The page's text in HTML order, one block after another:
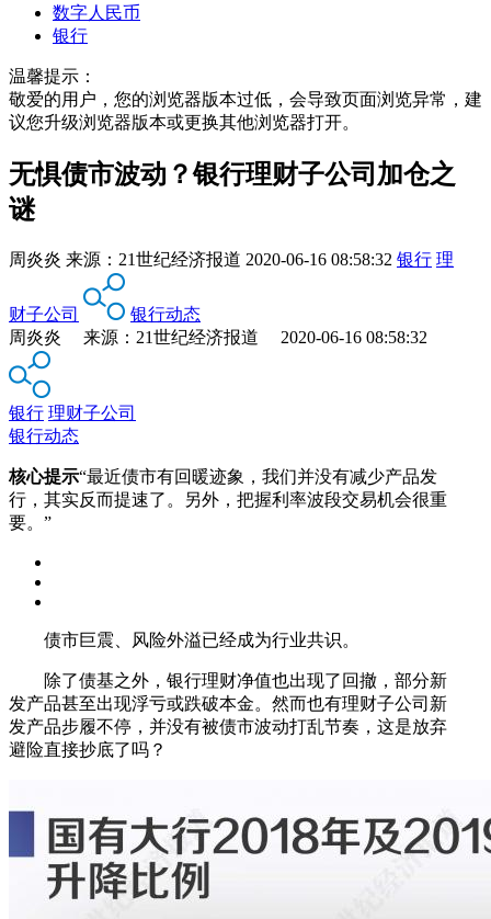
数字人民币
银行
温馨提示：
敬爱的用户，您的浏览器版本过低，会导致页面浏览异常，建
议您升级浏览器版本或更换其他浏览器打开。
无惧债市波动？银行理财子公司加仓之
谜
周炎炎 来源： 21世纪经济报道 2020-06-16 08:58:32 银行 理
财子公司
银行动态
周炎炎 来源：21世纪经济报道 2020-06-16 08:58:32
银行 理财子公司
银行动态
核心提示“最近债市有回暖迹象，我们并没有减少产品发
行，其实反而提速了。另外，把握利率波段交易机会很重
要。”
债市巨震、风险外溢已经成为行业共识。
除了债基之外，银行理财净值也出现了回撤，部分新
发产品甚至出现浮亏或跌破本金。然而也有理财子公司新
发产品步履不停，并没有被债市波动打乱节奏，这是放弃
避险直接抄底了吗？